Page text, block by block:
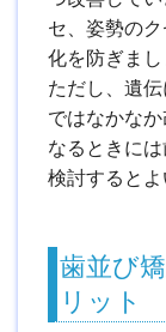
セ、姿勢の
化を防ぎまし
ただし、遺
ではなかな
なるときに
検討するとよ
歯並び
リット